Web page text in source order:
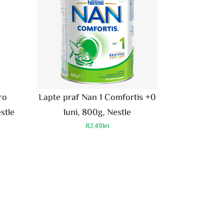
Lapte praf Nan 1 Comfortis +0
luni, 800g, Nestle
82.49lei